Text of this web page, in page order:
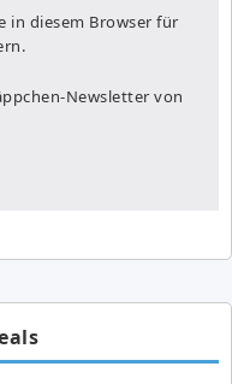
in diesem Browser für
Newsletter von